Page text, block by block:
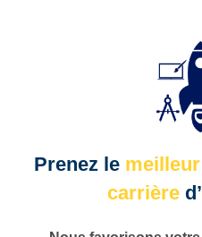
Prenez le
carrière